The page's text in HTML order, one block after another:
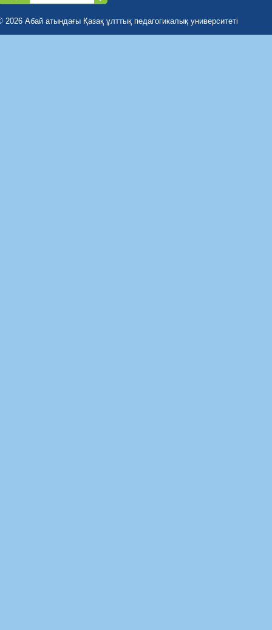
2026 Абай атындағы Қазақ ұлттық педагогикалық университеті